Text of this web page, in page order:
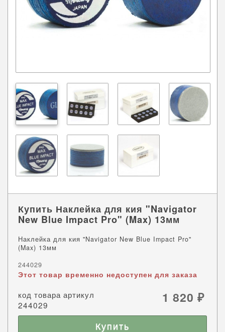
Купить Наклейка для кия "Navigator
New Blue Impact Pro" (Max) 13мм
Наклейка для кия "Navigator New Blue Impact Pro"
(Max) 13мм
244029
Этот товар временно недоступен для заказа
код товара артикул
244029
1 820 ₽